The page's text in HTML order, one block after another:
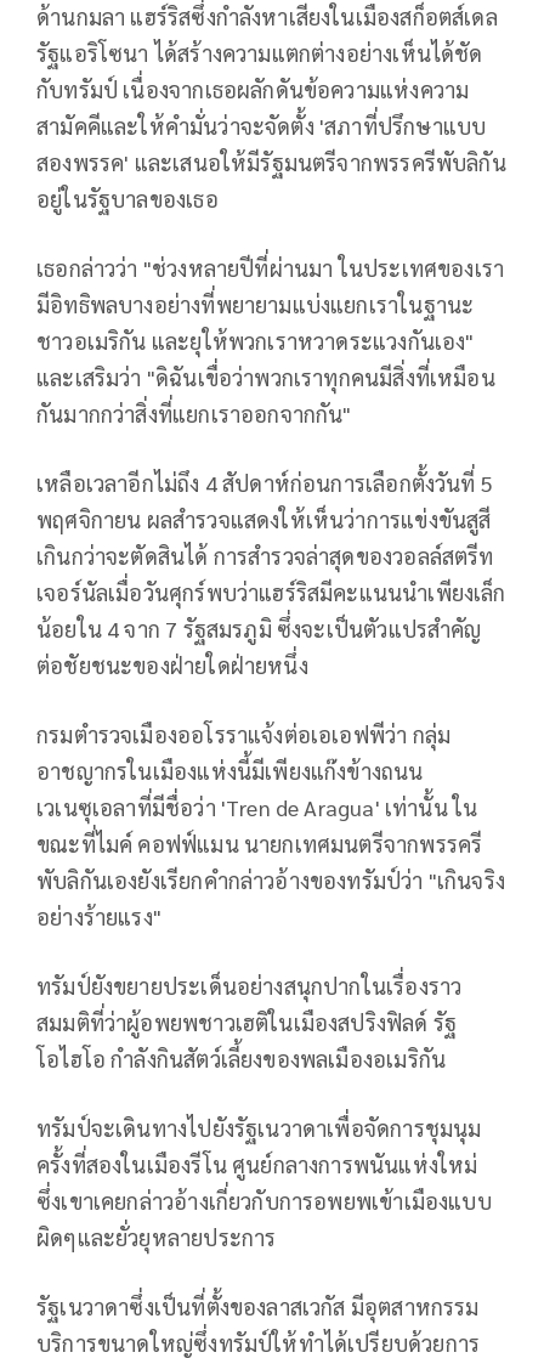
ด้านกมลา แฮร์ริสซึ่งกำลังหาเสียงในเมืองสก็อตส์เดล
รัฐแอริโซนา ได้สร้างความแตกต่างอย่างเห็นได้ชัด
กับทรัมป์ เนื่องจากเธอผลักดันข้อความแห่งความ
สามัคคีและให้คำมั่นว่าจะจัดตั้ง 'สภาที่ปรึกษาแบบ
สองพรรค' และเสนอให้มีรัฐมนตรีจากพรรครีพับลิกัน
อยู่ในรัฐบาลของเธอ
เธอกล่าวว่า "ช่วงหลายปีที่ผ่านมา ในประเทศของเรา
มีอิทธิพลบางอย่างที่พยายามแบ่งแยกเราในฐานะ
ชาวอเมริกัน และยุให้พวกเราหวาดระแวงกันเอง"
และเสริมว่า "ดิฉันเขื่อว่าพวกเราทุกคนมีสิ่งที่เหมือน
กันมากกว่าสิ่งที่แยกเราออกจากกัน"
เหลือเวลาอีกไม่ถึง 4 สัปดาห์ก่อนการเลือกตั้งวันที่ 5
พฤศจิกายน ผลสำรวจแสดงให้เห็นว่าการแข่งขันสูสี
เกินกว่าจะตัดสินได้ การสำรวจล่าสุดของวอลล์สตรีท
เจอร์นัลเมื่อวันศุกร์พบว่าแฮร์ริสมีคะแนนนำเพียงเล็ก
น้อยใน 4 จาก 7 รัฐสมรภูมิ ซึ่งจะเป็นตัวแปรสำคัญ
ต่อชัยชนะของฝ่ายใดฝ่ายหนึ่ง
กรมตำรวจเมืองออโรราแจ้งต่อเอเอฟพีว่า กลุ่ม
อาชญากรในเมืองแห่งนี้มีเพียงแก๊งข้างถนน
เวเนซุเอลาที่มีชื่อว่า 'Tren de Aragua' เท่านั้น ใน
ขณะที่ไมค์ คอฟฟ์แมน นายกเทศมนตรีจากพรรครี
พับลิกันเองยังเรียกคำกล่าวอ้างของทรัมป์ว่า "เกินจริง
อย่างร้ายแรง"
ทรัมป์ยังขยายประเด็นอย่างสนุกปากในเรื่องราว
สมมติที่ว่าผู้อพยพชาวเฮติในเมืองสปริงฟิลด์ รัฐ
โอไฮโอ กำลังกินสัตว์เลี้ยงของพลเมืองอเมริกัน
ทรัมป์จะเดินทางไปยังรัฐเนวาดาเพื่อจัดการชุมนุม
ครั้งที่สองในเมืองรีโน ศูนย์กลางการพนันแห่งใหม่
ซึ่งเขาเคยกล่าวอ้างเกี่ยวกับการอพยพเข้าเมืองแบบ
ผิดๆและยั่วยุหลายประการ
รัฐเนวาดาซึ่งเป็นที่ตั้งของลาสเวกัส มีอุตสาหกรรม
บริการขนาดใหญ่ซึ่งทรัมป์ให้ทำได้เปรียบด้วยการ